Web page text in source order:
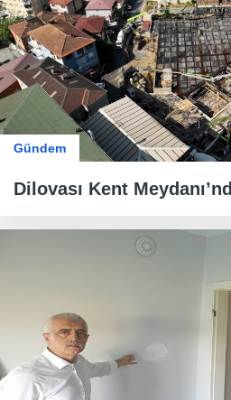
Gündem
Dilovası Kent